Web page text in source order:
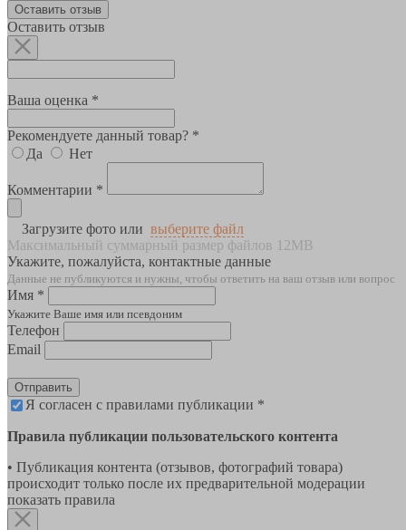
Оставить отзыв
Оставить отзыв
Ваша оценка *
Рекомендуете данный товар? *
Да
Нет
Комментарии *
Загрузите фото или выберите файл
Максимальный суммарный размер файлов 12MB
Укажите, пожалуйста, контактные данные
Данные не публикуются и нужны, чтобы ответить на ваш отзыв или вопрос
Имя *
Укажите Ваше имя или псевдоним
Телефон
Email
Отправить
Я согласен с правилами публикации *
Правила публикации пользовательского контента
• Публикация контента (отзывов, фотографий товара)
происходит только после их предварительной модерации
показать правила